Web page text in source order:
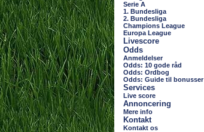
Serie A
1. Bundesliga
2. Bundesliga
Champions League
Europa League
Livescore
Odds
Anmeldelser
Odds: 10 gode råd
Odds: Ordbog
Odds: Guide til bonusser
Services
Live score
Annoncering
Mere info
Kontakt
Kontakt os